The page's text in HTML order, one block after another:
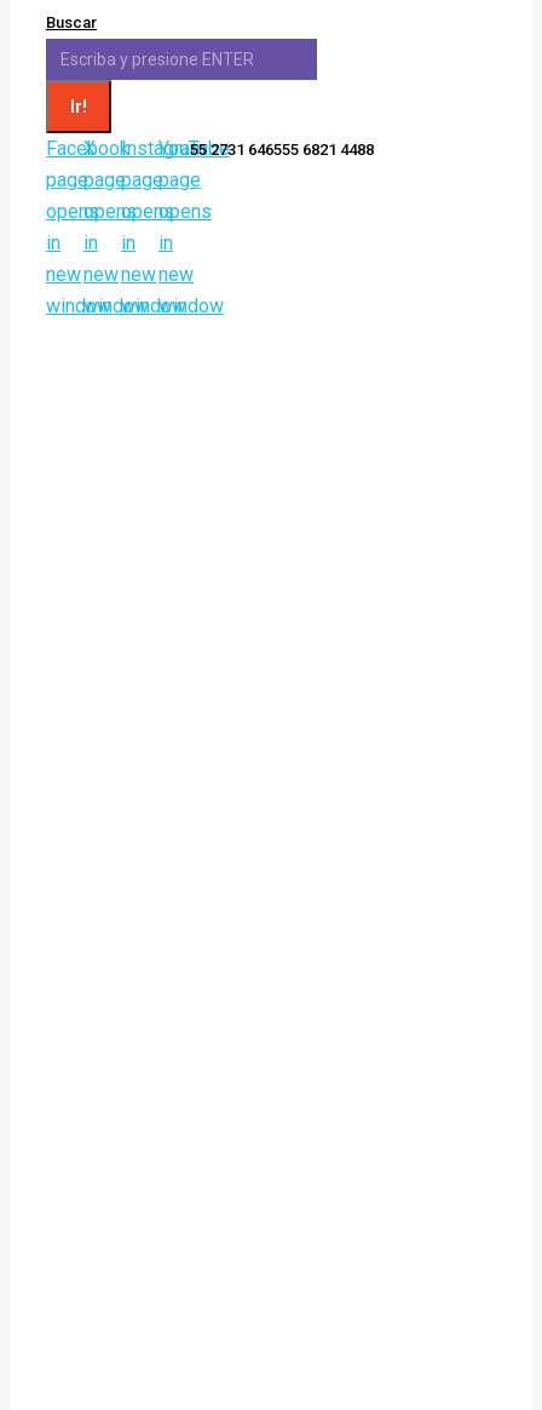
Buscar
Facebook
page
opens
in
new
window
X
page
opens
in
new
window
Instagram
page
opens
in
new
window
YouTube
page
opens
in
new
window
55 2731 646555 6821 4488